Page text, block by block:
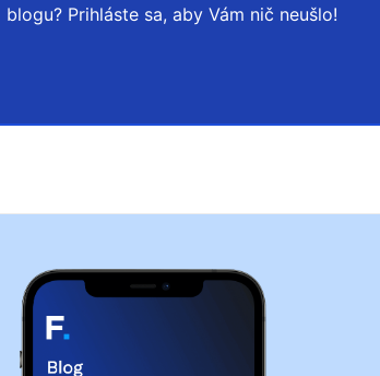
blogu? Prihláste sa, aby Vám nič neušlo!